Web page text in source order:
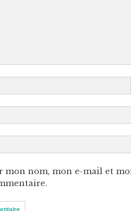
mon nom, mon e-mail et